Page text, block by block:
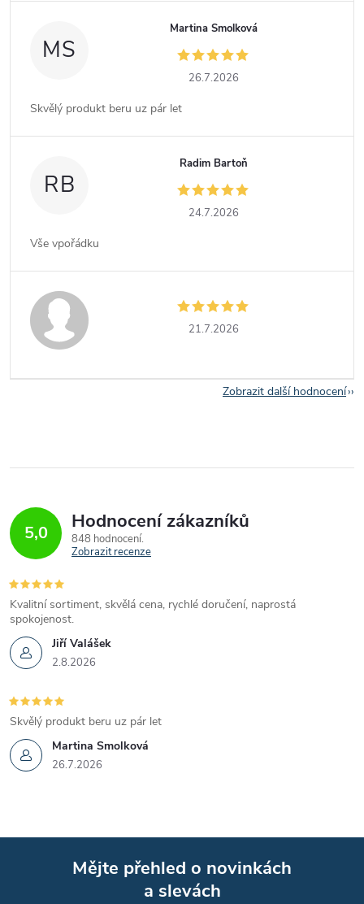
MS
Martina Smolková
26.7.2026
Skvělý produkt beru uz pár let
RB
Radim Bartoň
24.7.2026
Vše vpořádku
21.7.2026
Zobrazit další hodnocení
5,0 Hodnocení zákazníků
848 hodnocení
Zobrazit recenze
Jiří Valášek
2.8.2026
Kvalitní sortiment, skvělá cena, rychlé doručení, naprostá
spokojenost.
Martina Smolková
26.7.2026
Skvělý produkt beru uz pár let
Mějte přehled o novinkách
a slevách